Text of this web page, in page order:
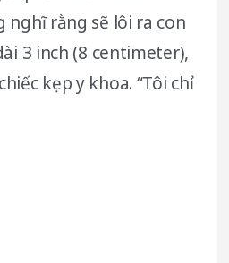
nghĩ rằng sẽ lôi ra con
3 inch (8 centimeter),
kẹp y khoa. “Tôi chỉ